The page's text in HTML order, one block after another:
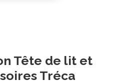
Tête de lit et
Tréca